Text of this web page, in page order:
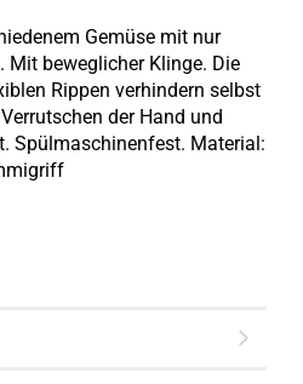
Gemüse mit nur
beweglicher Klinge. Die
Rippen verhindern selbst
der Hand und
Spülmaschinenfest. Material: